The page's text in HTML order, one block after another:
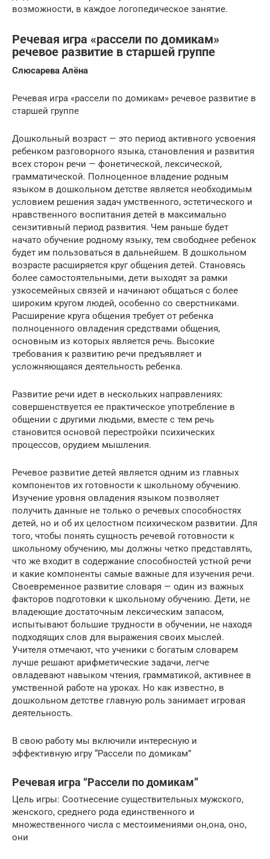
возможности, в каждое логопедическое занятие.
Речевая игра «рассели по домикам»
речевое развитие в старшей группе
Слюсарева Алёна
Речевая игра «рассели по домикам» речевое развитие в
старшей группе
Дошкольный возраст — это период активного усвоения
ребенком разговорного языка, становления и развития
всех сторон речи — фонетической, лексической,
грамматической. Полноценное владение родным
языком в дошкольном детстве является необходимым
условием решения задач умственного, эстетического и
нравственного воспитания детей в максимально
сензитивный период развития. Чем раньше будет
начато обучение родному языку, тем свободнее ребенок
будет им пользоваться в дальнейшем. В дошкольном
возрасте расширяется круг общения детей. Становясь
более самостоятельными, дети выходят за рамки
узкосемейных связей и начинают общаться с более
широким кругом людей, особенно со сверстниками.
Расширение круга общения требует от ребенка
полноценного овладения средствами общения,
основным из которых является речь. Высокие
требования к развитию речи предъявляет и
усложняющаяся деятельность ребенка.
Развитие речи идет в нескольких направлениях:
совершенствуется ее практическое употребление в
общении с другими людьми, вместе с тем речь
становится основой перестройки психических
процессов, орудием мышления.
Речевое развитие детей является одним из главных
компонентов их готовности к школьному обучению.
Изучение уровня овладения языком позволяет
получить данные не только о речевых способностях
детей, но и об их целостном психическом развитии. Для
того, чтобы понять сущность речевой готовности к
школьному обучению, мы должны четко представлять,
что же входит в содержание способностей устной речи
и какие компоненты самые важные для изучения речи.
Своевременное развитие словаря — один из важных
факторов подготовки к школьному обучению. Дети, не
владеющие достаточным лексическим запасом,
испытывают большие трудности в обучении, не находя
подходящих слов для выражения своих мыслей.
Учителя отмечают, что ученики с богатым словарем
лучше решают арифметические задачи, легче
овладевают навыком чтения, грамматикой, активнее в
умственной работе на уроках. Но как известно, в
дошкольном детстве главную роль занимает игровая
деятельность.
В свою работу мы включили интересную и
эффективную игру “Рассели по домикам”
Речевая игра “Рассели по домикам”
Цель игры: Соотнесение существительных мужского,
женского, среднего рода единственного и
множественного числа с местоимениями он,она, оно,
они